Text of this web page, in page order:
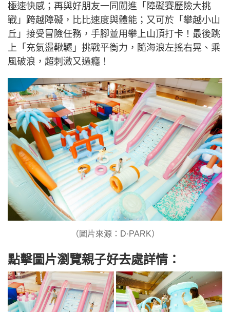
極速快感；再與好朋友一同闖進「障礙賽歷險大挑
戰」跨越障礙，比比速度與體能；又可於「攀越小山
丘」接受冒險任務，手腳並用攀上山頂打卡！最後跳
上「充氣盪鞦韆」挑戰平衡力，隨海浪左搖右晃、乘
風破浪，超刺激又過癮！
（圖片來源：D·PARK）
點擊圖片瀏覽親子好去處詳情：